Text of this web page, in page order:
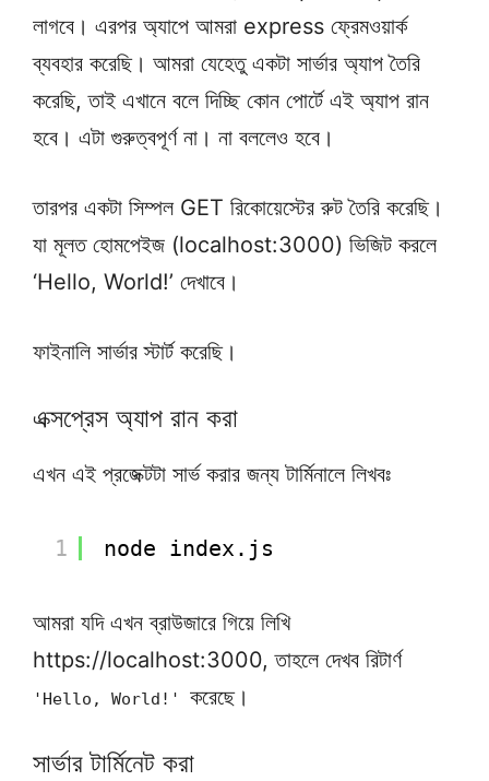
লাগবে। এরপর অ্যাপে আমরা express ফ্রেমওয়ার্ক
ব্যবহার করেছি। আমরা যেহেতু একটা সার্ভার অ্যাপ তৈরি
করেছি, তাই এখানে বলে দিচ্ছি কোন পোর্টে এই অ্যাপ রান
হবে। এটা গুরুত্বপূর্ণ না। না বললেও হবে।
তারপর একটা সিম্পল GET রিকোয়েস্টের রুট তৈরি করেছি।
যা মূলত হোমপেইজ (localhost:3000) ভিজিট করলে
‘Hello, World!’ দেখাবে।
ফাইনালি সার্ভার স্টার্ট করেছি।
এক্সপ্রেস অ্যাপ রান করা
এখন এই প্রজেক্টটা সার্ভ করার জন্য টার্মিনালে লিখবঃ
1 node index.js
আমরা যদি এখন ব্রাউজারে গিয়ে লিখি
https://localhost:3000, তাহলে দেখব রিটার্ণ
'Hello, World!' করেছে।
সার্ভার টার্মিনেট করা